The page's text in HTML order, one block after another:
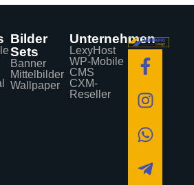
Bilder
Sets
Banner
Mittelbilder
Wallpaper
Unternehmen
LexyHost
WP-Mobile
CMS
CXM-
Reseller